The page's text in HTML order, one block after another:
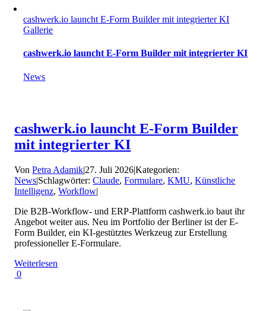
cashwerk.io launcht E-Form Builder mit integrierter KI
Gallerie
cashwerk.io launcht E-Form Builder mit integrierter KI
News
cashwerk.io launcht E-Form Builder
mit integrierter KI
VonPetra Adamik|27. Juli 2026|Kategorien:
News|Schlagwörter:Claude,Formulare,KMU,Künstliche
Intelligenz,Workflow|
Die B2B-Workflow- und ERP-Plattform cashwerk.io baut ihr
Angebot weiter aus. Neu im Portfolio der Berliner ist der E-
Form Builder, ein KI-gestütztes Werkzeug zur Erstellung
professioneller E-Formulare.
Weiterlesen
0